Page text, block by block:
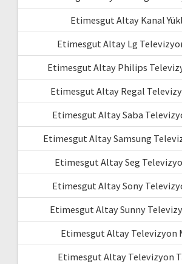
Etimesgut Altay Kanal
Etimesgut Altay Lg
Etimesgut Altay Philips
Etimesgut Altay Regal
Etimesgut Altay Saba
Etimesgut Altay Samsung
Etimesgut Altay Seg
Etimesgut Altay Sony
Etimesgut Altay Sunny
Etimesgut Altay Televizyon
Etimesgut Altay Televizyon